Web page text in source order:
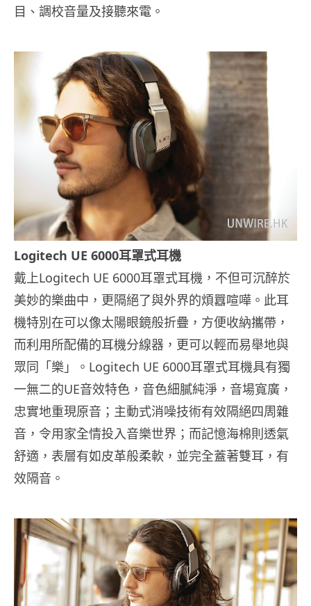
目、調校音量及接聽來電。
Logitech UE 6000耳罩式耳機
戴上Logitech UE 6000耳罩式耳機，不但可沉醉於
美妙的樂曲中，更隔絕了與外界的煩囂喧嘩。此耳
機特別在可以像太陽眼鏡般折疊，方便收納攜帶，
而利用所配備的耳機分線器，更可以輕而易舉地與
眾同「樂」。Logitech UE 6000耳罩式耳機具有獨
一無二的UE音效特色，音色細膩純淨，音場寬廣，
忠實地重現原音；主動式消噪技術有效隔絕四周雜
音，令用家全情投入音樂世界；而記憶海棉則透氣
舒適，表層有如皮革般柔軟，並完全蓋著雙耳，有
效隔音。